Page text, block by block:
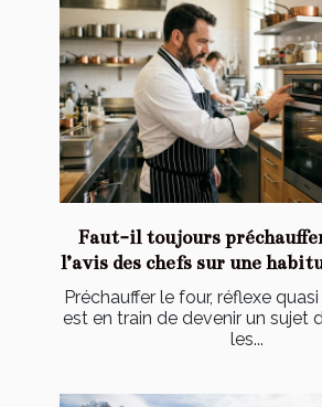
Faut-il toujours
l’avis des chefs sur une
Préchauffer le four, réflexe
est en train de devenir un sujet
les...